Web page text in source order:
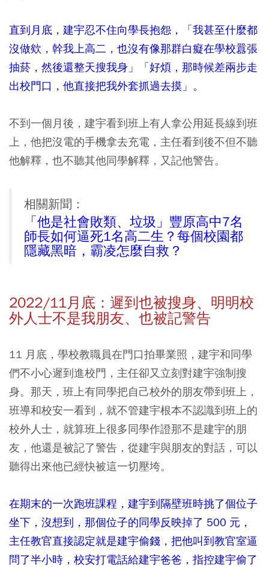
直到月底，建宇忍不住向學長抱怨，「我甚至什麼都
沒做欸，幹我上高二，也沒有像那群白癡在學校囂張
抽菸，然後還整天搜我身」「好煩，那時候差兩步走
出校門口，他直接把我外套抓過去摸」。
不到一個月後，建宇看到班上有人拿公用延長線到班
上，他把沒電的手機拿去充電，主任看到後不但不聽
他解釋，也不聽其他同學解釋，又記他警告。
相關新聞：
「他是社會敗類、垃圾」豐原高中7名
師長如何逼死1名高二生？每個校園都
隱藏黑暗，霸凌怎麼自救？
2022/11月底：遲到也被搜身、明明校
外人士不是我朋友、也被記警告
11 月底，學校教職員在門口拍畢業照，建宇和同學
們不小心遲到進校門，主任卻又立刻對建宇強制搜
身。那天，班上有同學把自己校外的朋友帶到班上，
班導和校安一看到，就不管建宇根本不認識到班上的
校外人士，就算班上很多同學作證那不是建宇的朋
友，他還是被記了警告，從建宇與朋友的對話，可以
聽得出來他已經快被這一切壓垮。
在期末的一次跑班課程，建宇到隔壁班時挑了個位子
坐下，沒想到，那個位子的同學反映掉了 500 元，
主任教官直接認定就是建宇偷錢，把他叫到教官室逼
問了半小時，校安打電話給建宇爸爸，指控建宇偷了